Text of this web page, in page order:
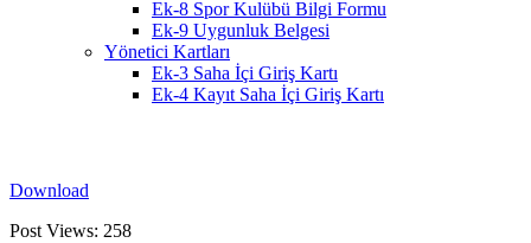
Ek-8 Spor Kulübü Bilgi Formu
Ek-9 Uygunluk Belgesi
Yönetici Kartları
Ek-3 Saha İçi Giriş Kartı
Ek-4 Kayıt Saha İçi Giriş Kartı
Download
Post Views: 258